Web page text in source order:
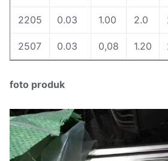
2205 0.03 1.00 2.0
2507 0.03 0,08 1.20
foto produk